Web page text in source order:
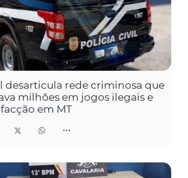
desarticula rede criminosa que
milhões em jogos ilegais e
em MT